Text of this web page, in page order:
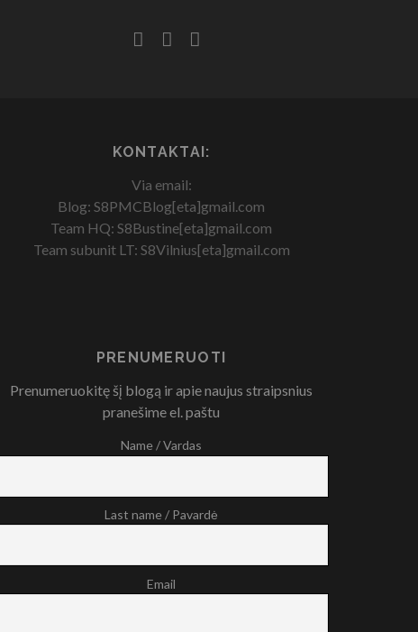
facebook
youtube
KONTAKTAI:
Via email:
Blog: S8PMCBlog[eta]gmail.com
Team HQ: S8Bustine[eta]gmail.com
Team subunit LT: S8Vilnius[eta]gmail.com
PRENUMERUOTI
Prenumeruokitę šį blogą ir apie naujus straipsnius
pranešime el. paštu
Name / Vardas
Last name / Pavardė
Email